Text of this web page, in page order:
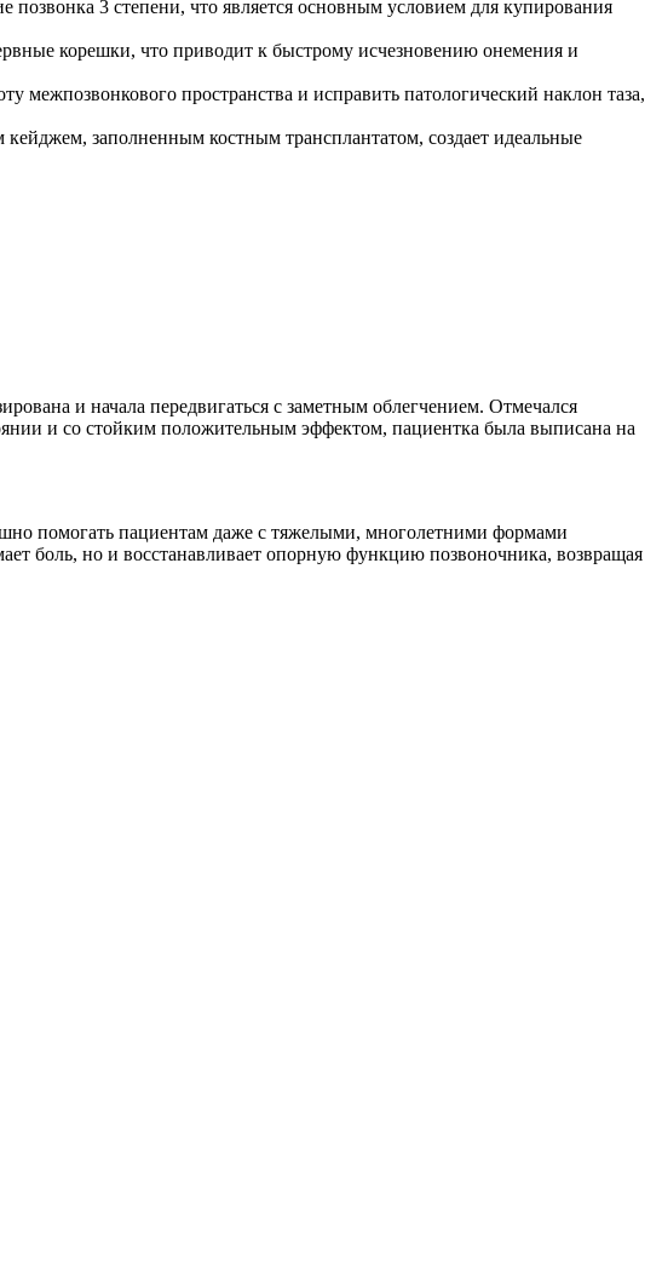
3 степени, что является основным условием для купирования
корешки, что приводит к быстрому исчезновению онемения и
межпозвонкового пространства и исправить патологический наклон таза,
заполненным костным трансплантатом, создает идеальные
и начала передвигаться с заметным облегчением. Отмечался
и со стойким положительным эффектом, пациентка была выписана на
помогать пациентам даже с тяжелыми, многолетними формами
боль, но и восстанавливает опорную функцию позвоночника, возвращая